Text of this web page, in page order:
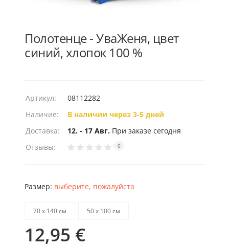
Полотенце - УваЖеня, цвет
синий, хлопок 100 %
Артикул:
08112282
Наличие:
В наличии через 3-5 дней
Доставка:
12. - 17 Авг. При заказе сегодня
Отзывы:
0
Размер: выберите, пожалуйста
70 х 140 см 50 х 100 см
12,95 €